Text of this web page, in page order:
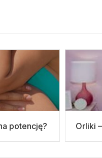
potencję? Orliki